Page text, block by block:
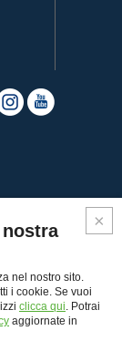
nel nostro sito.
i cookie. Se vuoi
clicca qui. Potrai
aggiornate in